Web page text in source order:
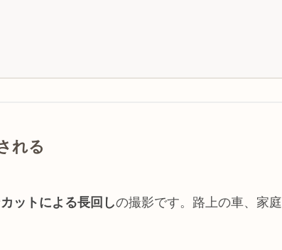
れる
ットによる長回しの撮影です。路上の車、家